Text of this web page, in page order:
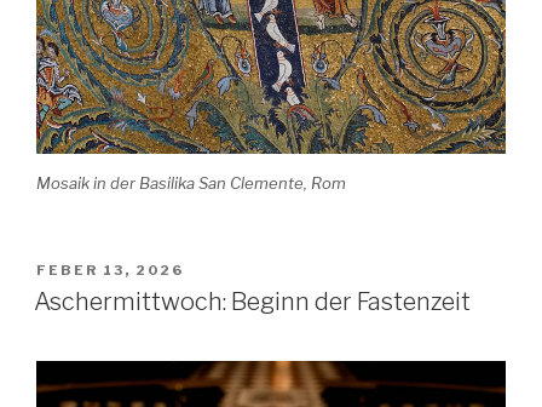
Mosaik in der Basilika San Clemente, Rom
POSTED
ON
FEBER 13, 2026
Aschermittwoch: Beginn der Fastenzeit